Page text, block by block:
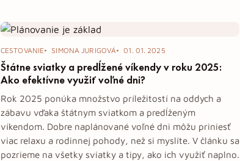
CESTOVANIE SIMONA JURIGOVÁ 01. 01. 2025
Štátne sviatky a predĺžené víkendy v roku 2025:
Ako efektívne využiť voľné dni?
Rok 2025 ponúka množstvo príležitostí na oddych a
zábavu vďaka štátnym sviatkom a predĺženým
víkendom. Dobre naplánované voľné dni môžu priniesť
viac relaxu a rodinnej pohody, než si myslíte. V článku sa
pozrieme na všetky sviatky a tipy, ako ich využiť naplno.